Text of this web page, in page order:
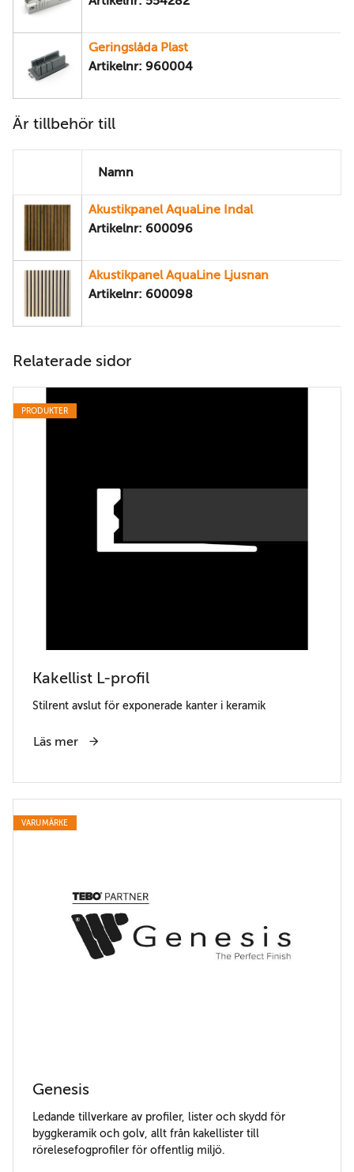
Geringslåda Plast
Artikelnr: 960004
Är tillbehör till
Namn
Akustikpanel AquaLine Indal
Artikelnr: 600096
Akustikpanel AquaLine Ljusnan
Artikelnr: 600098
Relaterade sidor
PRODUKTER
Kakellist L-profil
Stilrent avslut för exponerade kanter i keramik
Läs mer
VARUMÄRKE
Genesis
Ledande tillverkare av profiler, lister och skydd för
byggkeramik och golv, allt från kakellister till
rörelesefogprofiler för offentlig miljö.